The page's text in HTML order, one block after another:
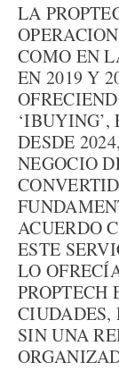
LA
COMO EN
EN 2019 Y
‘IBUYING’,
DESDE
NEGOCIO
ACUERDO
ESTE
LO
PROPTECH
CIUDADES,
SIN UNA